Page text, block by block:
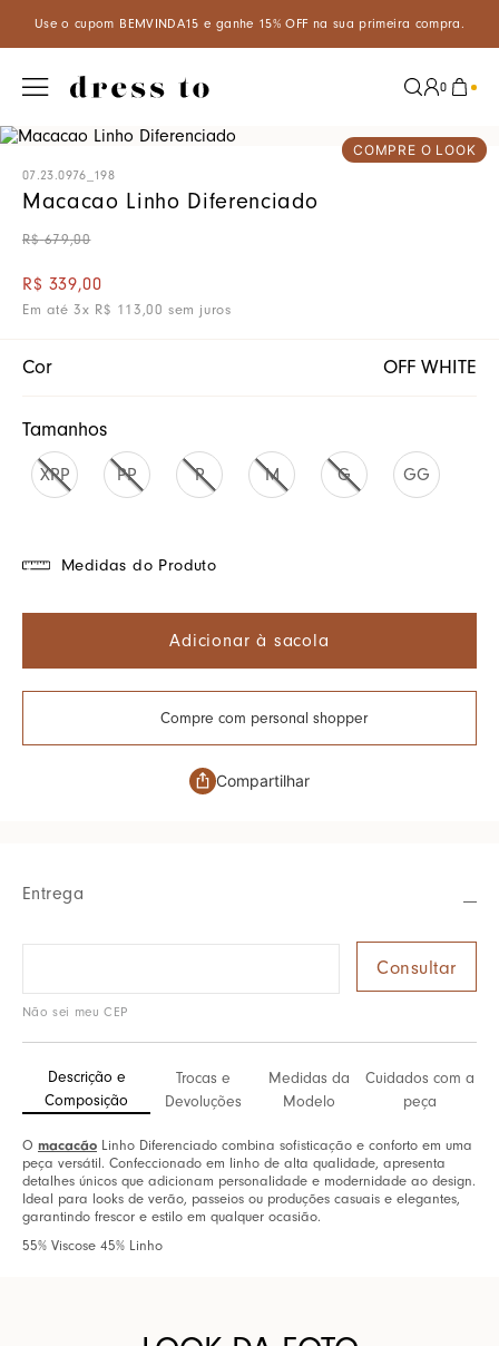
e ganhe 15% OFF na sua primeira compra. Aproveite um
0
COMPRE O LOOK
07.23.0976_198
Macacao Linho Diferenciado
R$ 679,00
R$ 339,00
Em até3x R$ 113 ,00 sem juros
Cor OFF WHITE
Tamanhos
XPP PP P M G GG
Medidas do Produto
Adicionar à sacola
Compre com personal shopper
Compartilhar
Entrega
Não sei meu CEP
Descrição e
Composição
Trocas e
Devoluções
Medidas da
Modelo
Cuidados com a
peça
O macacão Linho Diferenciado combina sofisticação e conforto em uma
peça versátil. Confeccionado em linho de alta qualidade, apresenta
detalhes únicos que adicionam personalidade e modernidade ao design.
Ideal para looks de verão, passeios ou produções casuais e elegantes,
garantindo frescor e estilo em qualquer ocasião.
55% Viscose 45% Linho